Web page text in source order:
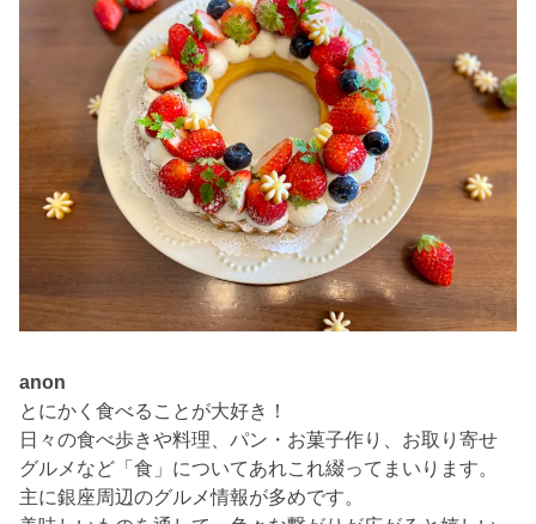
anon
とにかく食べることが大好き！
日々の食べ歩きや料理、パン・お菓子作り、お取り寄せ
グルメなど「食」についてあれこれ綴ってまいります。
主に銀座周辺のグルメ情報が多めです。